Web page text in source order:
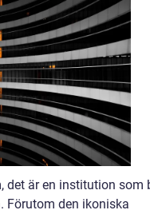
det är en institution som
Förutom den ikoniska